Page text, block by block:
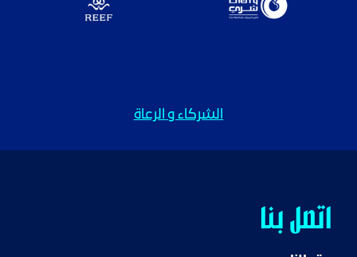
الشركاء و الرعاة
اتصل بنا